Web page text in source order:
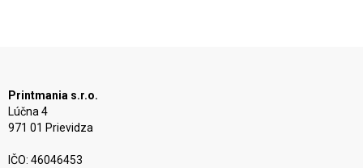
Printmania s.r.o.
Lúčna 4
971 01 Prievidza
IČO: 46046453